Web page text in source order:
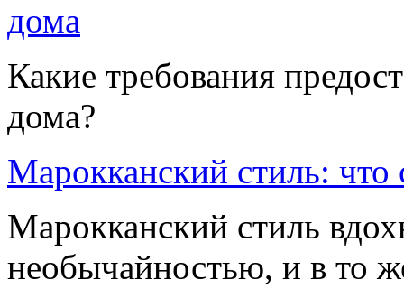
дома
Какие требования
дома?
Марокканский стиль: что
Марокканский стиль
необычайностью, и в то